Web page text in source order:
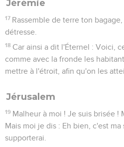
Jérémie
17 Rassemble de terre ton
détresse.
18 Car ainsi a dit l'Éternel : Voici,
comme avec la fronde les
mettre à l'étroit, afin qu'on les
Jérusalem
19 Malheur à moi ! Je suis brisée !
Mais moi je dis : Eh bien, c'est
supporterai.